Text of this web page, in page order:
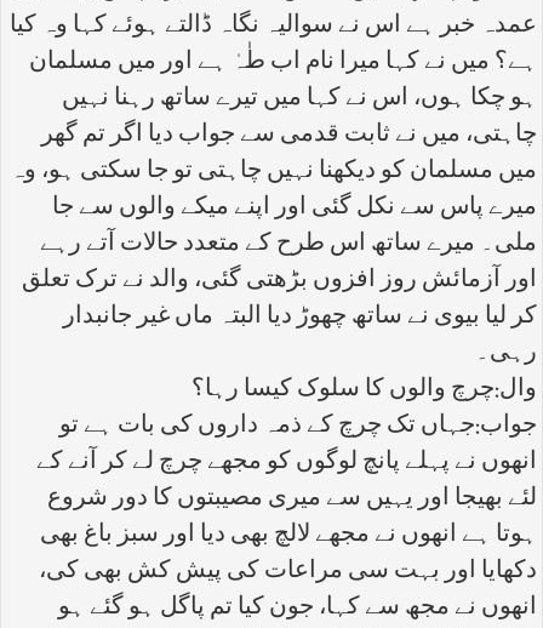
عمدہ خبر ہے اس نے سوالیہ نگاہ ڈالتے ہوئے کہا وہ کیا
ہے؟ میں نے کہا میرا نام اب طٰہٰ ہے اور میں مسلمان
ہو چکا ہوں، اس نے کہا میں تیرے ساتھ رہنا نہیں
چاہتی، میں نے ثابت قدمی سے جواب دیا اگر تم گھر
میں مسلمان کو دیکھنا نہیں چاہتی تو جا سکتی ہو، وہ
میرے پاس سے نکل گئی اور اپنے میکے والوں سے جا
ملی۔ میرے ساتھ اس طرح کے متعدد حالات آتے رہے
اور آزمائش روز افزوں بڑھتی گئی، والد نے ترک تعلق
کر لیا بیوی نے ساتھ چھوڑ دیا البتہ ماں غیر جانبدار
رہی۔
وال:چرچ والوں کا سلوک کیسا رہا؟
جواب:جہاں تک چرچ کے ذمہ داروں کی بات ہے تو
انھوں نے پہلے پانچ لوگوں کو مجھے چرچ لے کر آنے کے
لئے بھیجا اور یہیں سے میری مصیبتوں کا دور شروع
ہوتا ہے انھوں نے مجھے لالچ بھی دیا اور سبز باغ بھی
دکھایا اور بہت سی مراعات کی پیش کش بھی کی،
انھوں نے مجھ سے کہا، جون کیا تم پاگل ہو گئے ہو